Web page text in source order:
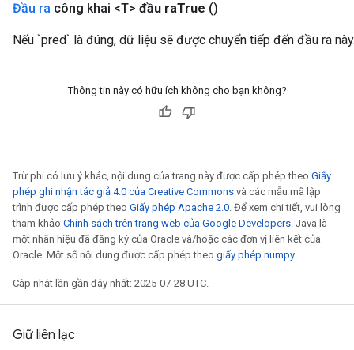
Đầu ra công khai <T> đầu raTrue ()
Nếu `pred` là đúng, dữ liệu sẽ được chuyển tiếp đến đầu ra
Thông tin này có hữu ích không cho bạn không?
Trừ phi có lưu ý khác, nội dung của trang này được cấp phép theo Giấy
phép ghi nhận tác giả 4.0 của Creative Commons và các mẫu mã lập
trình được cấp phép theo Giấy phép Apache 2.0. Để xem chi tiết, vui lòng
tham khảo Chính sách trên trang web của Google Developers. Java là
một nhãn hiệu đã đăng ký của Oracle và/hoặc các đơn vị liên kết của
Oracle. Một số nội dung được cấp phép theo giấy phép numpy.
Cập nhật lần gần đây nhất: 2025-07-28 UTC.
Giữ liên lạc